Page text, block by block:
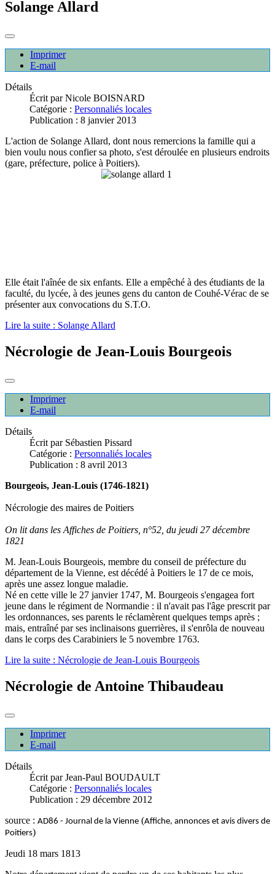
Solange Allard
Imprimer
E-mail
Détails
Écrit parNicole BOISNARD
Catégorie : Personnaliés locales
Publication : 8 janvier 2013
L'action de Solange Allard, dont nous remercions la famille qui a
bien voulu nous confier sa photo, s'est déroulée en plusieurs endroits
(gare, préfecture, police à Poitiers).
Elle était l'aînée de six enfants. Elle a empêché à des étudiants de la
faculté, du lycée, à des jeunes gens du canton de Couhé-Vérac de se
présenter aux convocations du S.T.O.
Lire la suite : Solange Allard
Nécrologie de Jean-Louis Bourgeois
Imprimer
E-mail
Détails
Écrit par Sébastien Pissard
Catégorie : Personnaliés locales
Publication : 8 avril 2013
Bourgeois, Jean-Louis (1746-1821)
Nécrologie des maires de Poitiers
On lit dans les Affiches de Poitiers, n°52, du jeudi 27 décembre
1821
M. Jean-Louis Bourgeois, membre du conseil de préfecture du
département de la Vienne, est décédé à Poitiers le 17 de ce mois,
après une assez longue maladie.
Né en cette ville le 27 janvier 1747, M. Bourgeois s'engagea fort
jeune dans le régiment de Normandie : il n'avait pas l'âge prescrit par
les ordonnances, ses parents le réclamèrent quelques temps après ;
mais, entraîné par ses inclinaisons guerrières, il s'enrôla de nouveau
dans le corps des Carabiniers le 5 novembre 1763.
Lire la suite : Nécrologie de Jean-Louis Bourgeois
Nécrologie de Antoine Thibaudeau
Imprimer
E-mail
Détails
Écrit parJean-Paul BOUDAULT
Catégorie : Personnaliés locales
Publication : 29 décembre 2012
source : AD86 - Journal de la Vienne (Affiche, annonces et avis divers de
Poitiers)
Jeudi 18 mars 1813